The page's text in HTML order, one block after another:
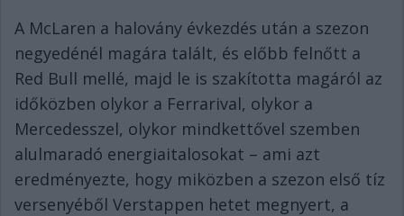
A McLaren a halovány évkezdés után a szezon
negyedénél magára talált, és előbb felnőtt a
Red Bull mellé, majd le is szakította magáról az
időközben olykor a Ferrarival, olykor a
Mercedesszel, olykor mindkettővel szemben
alulmaradó energiaitalosokat – ami azt
eredményezte, hogy miközben a szezon első tíz
versenyéből Verstappen hetet megnyert, a